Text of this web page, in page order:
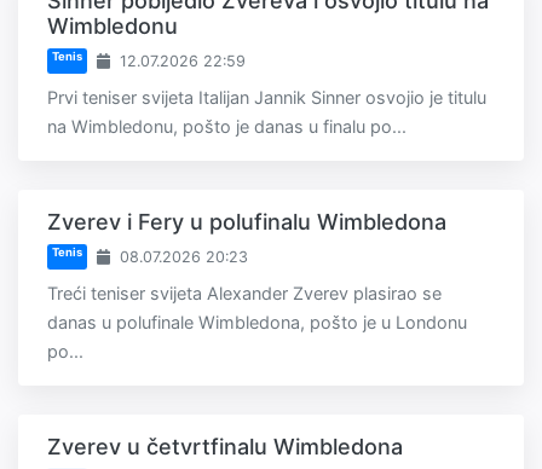
Wimbledonu
Tenis 12.07.2026 22:59
Prvi teniser svijeta Italijan Jannik Sinner osvojio je titulu
na Wimbledonu, pošto je danas u finalu po...
Zverev i Fery u polufinalu Wimbledona
Tenis 08.07.2026 20:23
Treći teniser svijeta Alexander Zverev plasirao se
danas u polufinale Wimbledona, pošto je u Londonu
po...
Zverev u četvrtfinalu Wimbledona